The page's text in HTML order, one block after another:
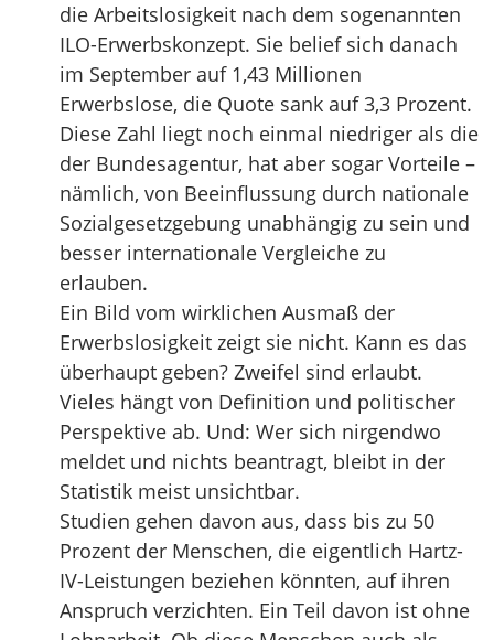
die Arbeitslosigkeit nach dem sogenannten
ILO-Erwerbskonzept. Sie belief sich danach
im September auf 1,43 Millionen
Erwerbslose, die Quote sank auf 3,3 Prozent.
Diese Zahl liegt noch einmal niedriger als die
der Bundesagentur, hat aber sogar Vorteile –
nämlich, von Beeinflussung durch nationale
Sozialgesetzgebung unabhängig zu sein und
besser internationale Vergleiche zu
erlauben.
Ein Bild vom wirklichen Ausmaß der
Erwerbslosigkeit zeigt sie nicht. Kann es das
überhaupt geben? Zweifel sind erlaubt.
Vieles hängt von Definition und politischer
Perspektive ab. Und: Wer sich nirgendwo
meldet und nichts beantragt, bleibt in der
Statistik meist unsichtbar.
Studien gehen davon aus, dass bis zu 50
Prozent der Menschen, die eigentlich Hartz-
IV-Leistungen beziehen könnten, auf ihren
Anspruch verzichten. Ein Teil davon ist ohne